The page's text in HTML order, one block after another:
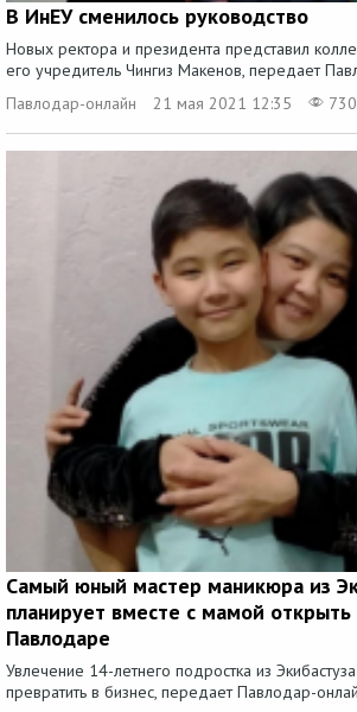
В ИнЕУ сменилось руководство
Новых ректора и президента представил
его учредитель Чингиз Макенов, передает
Павлодар-онлайн
21 мая 2021 12:35
Самый юный мастер маникюра из
планирует вместе с мамой открыть
Павлодаре
Увлечение 14-летнего подростка из
превратить в бизнес, передает Павлодар-